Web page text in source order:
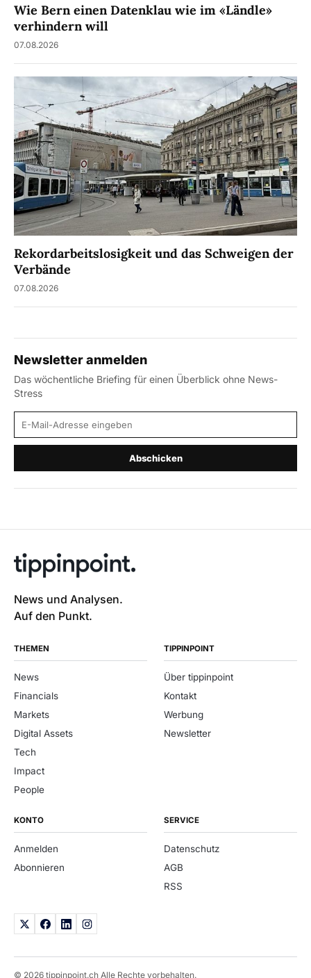
Wie Bern einen Datenklau wie im «Ländle»
verhindern will
07.08.2026
Rekordarbeitslosigkeit und das Schweigen der
Verbände
07.08.2026
Newsletter anmelden
Das wöchentliche Briefing für einen Überblick ohne News-
Stress
E-Mail-Adresse
Abschicken
News und Analysen.
Auf den Punkt.
THEMEN
News
Financials
Markets
Digital Assets
Tech
Impact
People
TIPPINPOINT
Über tippinpoint
Kontakt
Werbung
Newsletter
KONTO
Anmelden
Abonnieren
SERVICE
Datenschutz
AGB
RSS
© 2026 tippinpoint.ch Alle Rechte vorbehalten.